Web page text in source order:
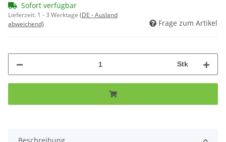
Sofort verfügbar
Lieferzeit: 1 - 3 Werktage (DE - Ausland
abweichend)
Frage zum Artikel
Stk